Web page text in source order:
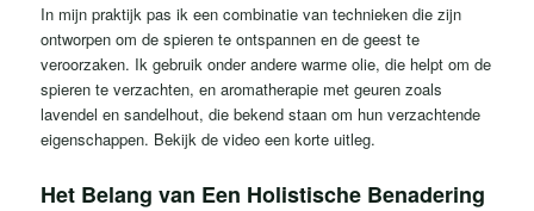
In mijn praktijk pas ik een combinatie van technieken die zijn
ontworpen om de spieren te ontspannen en de geest te
veroorzaken. Ik gebruik onder andere warme olie, die helpt om de
spieren te verzachten, en aromatherapie met geuren zoals
lavendel en sandelhout, die bekend staan ​​om hun verzachtende
eigenschappen. Bekijk de video een korte uitleg.
Het Belang van Een Holistische Benadering